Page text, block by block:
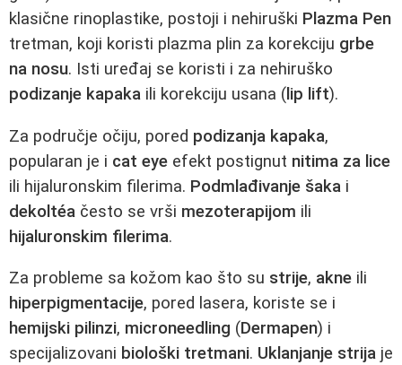
klasične rinoplastike, postoji i nehiruški Plazma Pen
tretman, koji koristi plazma plin za korekciju grbe
na nosu. Isti uređaj se koristi i za nehiruško
podizanje kapaka ili korekciju usana ( lip lift).
Za područje očiju, pored podizanja kapaka,
popularan je i cat eye efekt postignut nitima za lice
ili hijaluronskim filerima. Podmlađivanje šaka i
dekoltéa često se vrši mezoterapijom ili
hijaluronskim filerima.
Za probleme sa kožom kao što su strije, akne ili
hiperpigmentacije, pored lasera, koriste se i
hemijski pilinzi, microneedling (Dermapen) i
specijalizovani biološki tretmani. Uklanjanje strija je